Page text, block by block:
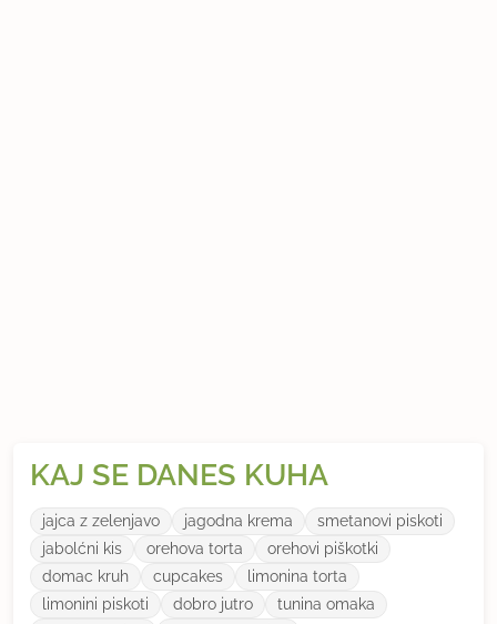
KAJ SE DANES KUHA
jajca z zelenjavo jagodna krema
smetanovi piskoti
jabolćni kis
orehova torta
orehovi piškotki
domac kruh
cupcakes
limonina torta
limonini piskoti
dobro jutro
tunina omaka